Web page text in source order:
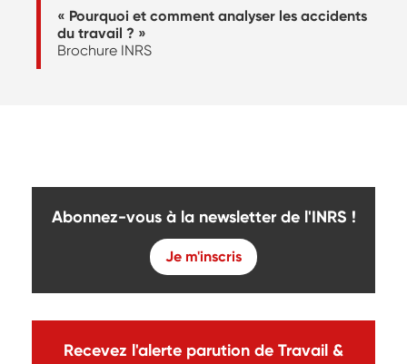
« Pourquoi et comment analyser les accidents
du travail ? »
Brochure INRS
Abonnez-vous à la newsletter de l'INRS !
Je m'inscris
Recevez l'alerte parution de Travail &